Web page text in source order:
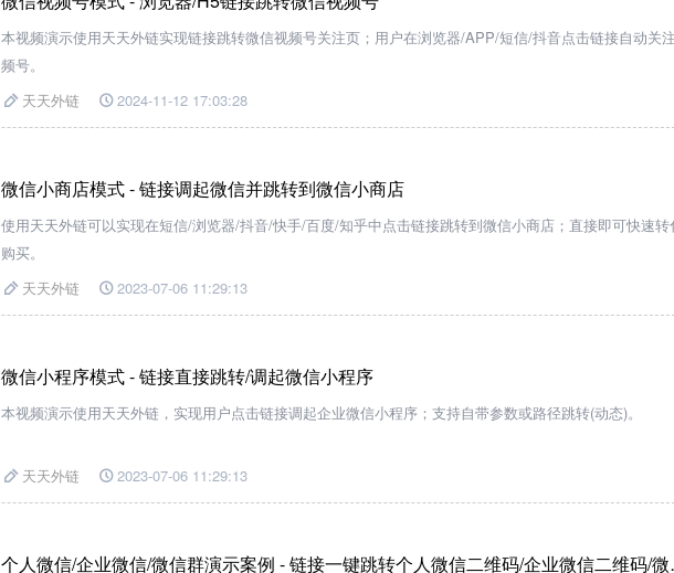
本视频演示使用天天外链实现链接跳转微信视频号关注页；用户在浏览器/APP/短信/抖音点击链接自动关
频号。
天天外链
2024-11-12 17:03:28
微信小商店模式 - 链接调起微信并跳转到微信小商店
使用天天外链可以实现在短信/浏览器/抖音/快手/百度/知乎中点击链接跳转到微信小商店；直接即可快速转
购买。
天天外链
2023-07-06 11:29:13
微信小程序模式 - 链接直接跳转/调起微信小程序
本视频演示使用天天外链，实现用户点击链接调起企业微信小程序；支持自带参数或路径跳转(动态)。
天天外链 2023-07-06 11:29:13
个人微信/